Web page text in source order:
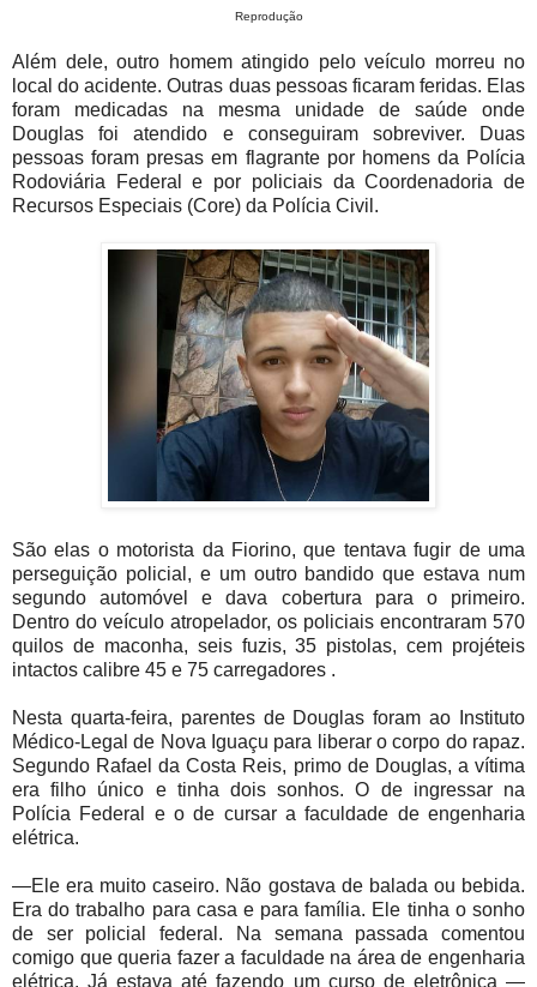
Reprodução
Além dele, outro homem atingido pelo veículo morreu no
local do acidente. Outras duas pessoas ficaram feridas. Elas
foram medicadas na mesma unidade de saúde onde
Douglas foi atendido e conseguiram sobreviver. Duas
pessoas foram presas em flagrante por homens da Polícia
Rodoviária Federal e por policiais da Coordenadoria de
Recursos Especiais (Core) da Polícia Civil.
São elas o motorista da Fiorino, que tentava fugir de uma
perseguição policial, e um outro bandido que estava num
segundo automóvel e dava cobertura para o primeiro.
Dentro do veículo atropelador, os policiais encontraram 570
quilos de maconha, seis fuzis, 35 pistolas, cem projéteis
intactos calibre 45 e 75 carregadores .
Nesta quarta-feira, parentes de Douglas foram ao Instituto
Médico-Legal de Nova Iguaçu para liberar o corpo do rapaz.
Segundo Rafael da Costa Reis, primo de Douglas, a vítima
era filho único e tinha dois sonhos. O de ingressar na
Polícia Federal e o de cursar a faculdade de engenharia
elétrica.
—Ele era muito caseiro. Não gostava de balada ou bebida.
Era do trabalho para casa e para família. Ele tinha o sonho
de ser policial federal. Na semana passada comentou
comigo que queria fazer a faculdade na área de engenharia
elétrica. Já estava até fazendo um curso de eletrônica —